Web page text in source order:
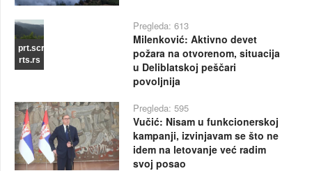
prt.scr
rts.rs
Pregleda: 613
Milenković: Aktivno devet
požara na otvorenom, situacija
u Deliblatskoj peščari
povoljnija
Pregleda: 595
Vučić: Nisam u funkcionerskoj
kampanji, izvinjavam se što ne
idem na letovanje već radim
svoj posao